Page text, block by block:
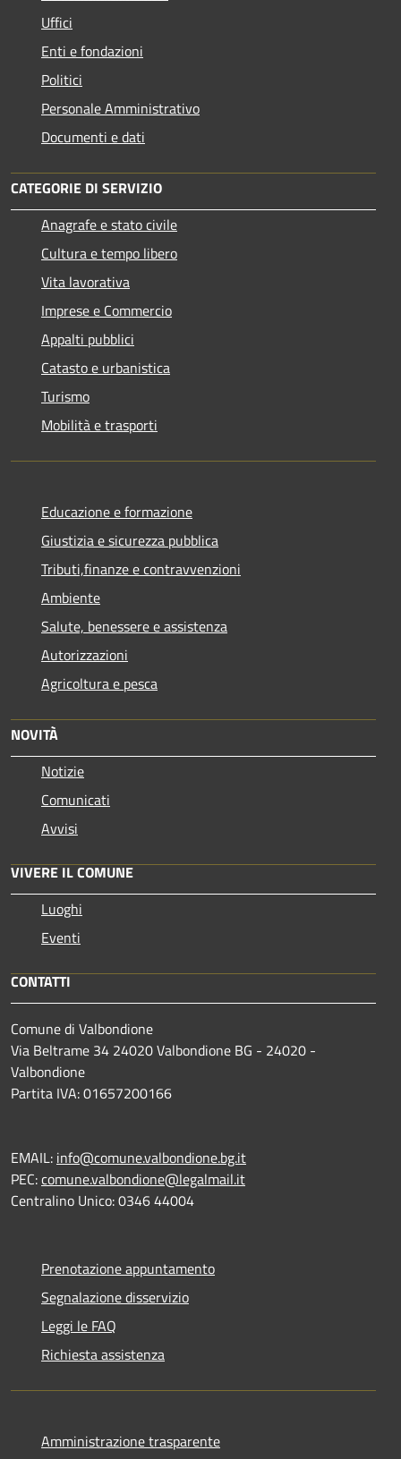
Uffici
Enti e fondazioni
Politici
Personale Amministrativo
Documenti e dati
CATEGORIE DI SERVIZIO
Anagrafe e stato civile
Cultura e tempo libero
Vita lavorativa
Imprese e Commercio
Appalti pubblici
Catasto e urbanistica
Turismo
Mobilità e trasporti
Educazione e formazione
Giustizia e sicurezza pubblica
Tributi,finanze e contravvenzioni
Ambiente
Salute, benessere e assistenza
Autorizzazioni
Agricoltura e pesca
NOVITÀ
Notizie
Comunicati
Avvisi
VIVERE IL COMUNE
Luoghi
Eventi
CONTATTI
Comune di Valbondione
Via Beltrame 34 24020 Valbondione BG - 24020 -
Valbondione
Partita IVA: 01657200166
EMAIL: info@comune.valbondione.bg.it
PEC:comune.valbondione@legalmail.it
Centralino Unico: 0346 44004
Prenotazione appuntamento
Segnalazione disservizio
Leggi le FAQ
Richiesta assistenza
Amministrazione trasparente